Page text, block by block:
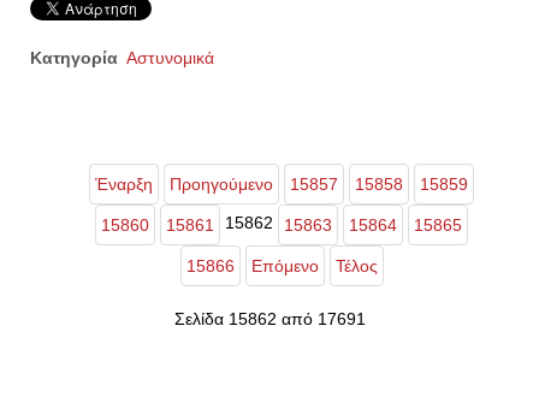
Κατηγορία Αστυνομικά
Έναρξη Προηγούμενο 15857 15858 15859
15860 15861 15862 15863 15864 15865
15866 Επόμενο Τέλος
Σελίδα 15862 από 17691